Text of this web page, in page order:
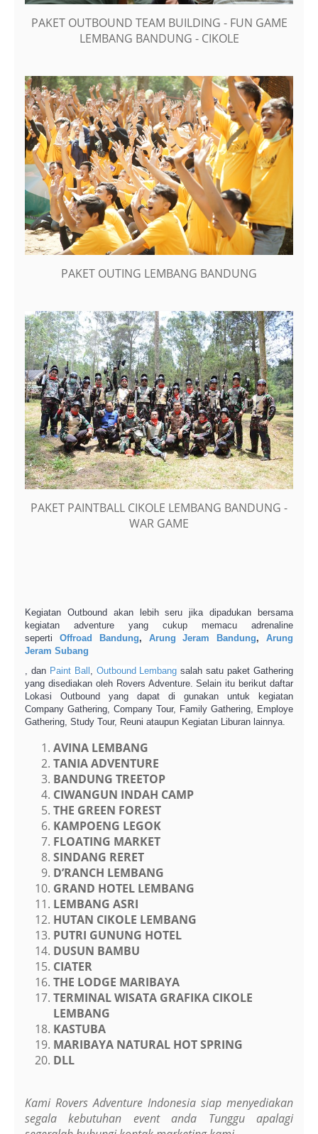
PAKET OUTBOUND TEAM BUILDING - FUN GAME
LEMBANG BANDUNG - CIKOLE
PAKET OUTING LEMBANG BANDUNG
PAKET PAINTBALL CIKOLE LEMBANG BANDUNG -
WAR GAME
Kegiatan Outbound akan lebih seru jika dipadukan bersama
kegiatan adventure yang cukup memacu adrenaline
seperti Offroad Bandung, Arung Jeram Bandung,
Arung
Jeram Subang
, dan Paint Ball Outbound Lembang salah satu paket Gathering
yang disediakan oleh Rovers Adventure. Selain itu berikut daftar
Lokasi Outbound yang dapat di gunakan untuk kegiatan
Company Gathering, Company Tour, Family Gathering, Employe
Gathering, Study Tour, Reuni ataupun Kegiatan Liburan lainnya.
AVINA LEMBANG
TANIA ADVENTURE
BANDUNG TREETOP
CIWANGUN INDAH CAMP
THE GREEN FOREST
KAMPOENG LEGOK
FLOATING MARKET
SINDANG RERET
D’RANCH LEMBANG
GRAND HOTEL LEMBANG
LEMBANG ASRI
HUTAN CIKOLE LEMBANG
PUTRI GUNUNG HOTEL
DUSUN BAMBU
CIATER
THE LODGE MARIBAYA
TERMINAL WISATA GRAFIKA CIKOLE
LEMBANG
KASTUBA
MARIBAYA NATURAL HOT SPRING
DLL
Kami Rovers Adventure Indonesia siap menyediakan
segala kebutuhan event anda Tunggu apalagi